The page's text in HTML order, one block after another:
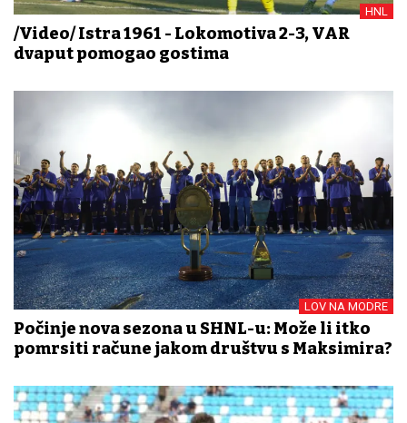
HNL
/Video/ Istra 1961 - Lokomotiva 2-3, VAR
dvaput pomogao gostima
LOV NA MODRE
Počinje nova sezona u SHNL-u: Može li itko
pomrsiti račune jakom društvu s Maksimira?